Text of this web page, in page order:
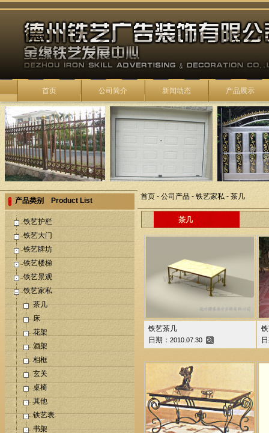
首页 公司简介 新闻动态 产品展示
首页 - 公司产品 - 铁艺家私 - 茶几
茶几
铁艺茶几
日期： 2010.07.30
产品类别 Product List
铁艺护栏
铁艺大门
铁艺牌坊
铁艺楼梯
铁艺景观
铁艺家私
茶几
床
花架
酒架
相框
玄关
桌椅
其他
铁艺表
书架